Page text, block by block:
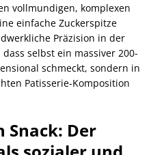
vollmundigen, komplexen
einfache Zuckerspitze
Präzision in der
selbst ein massiver 200-
schmeckt, sondern in
Patisserie-Komposition
Snack: Der